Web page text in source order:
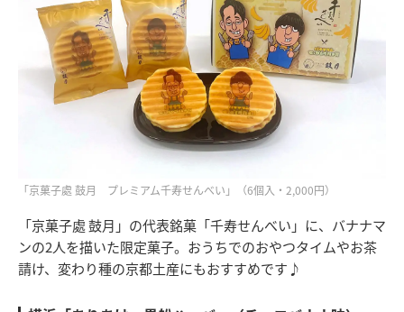
「京菓子處 鼓月 プレミアム千寿せんべい」（6個入・2,000円）
「京菓子處 鼓月」の代表銘菓「千寿せんべい」に、バナナマ
ンの2人を描いた限定菓子。おうちでのおやつタイムやお茶
請け、変わり種の京都土産にもおすすめです♪